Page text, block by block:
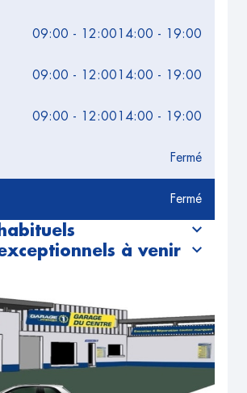
09:00 - 12:00 14:00 - 19:00
09:00 - 12:00 14:00 - 19:00
09:00 - 12:00 14:00 - 19:00
Fermé
Fermé
à venir